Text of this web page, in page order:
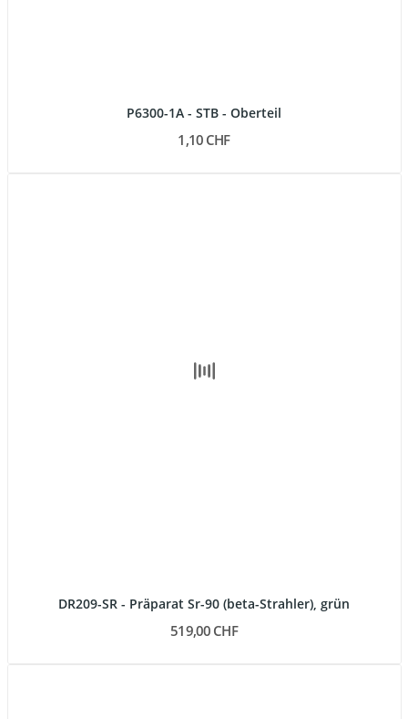
P6300-1A - STB - Oberteil
1,10 CHF
DR209-SR - Präparat Sr-90 (beta-Strahler), grün
519,00 CHF